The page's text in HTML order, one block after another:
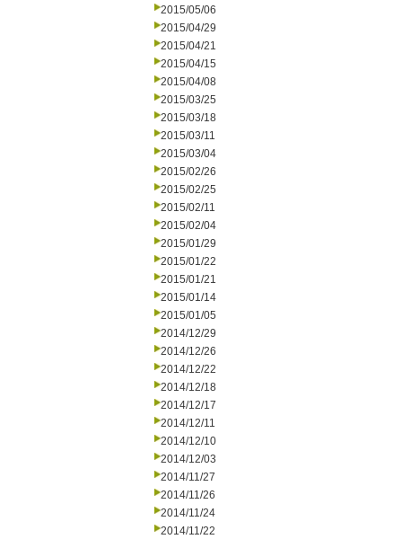
2015/05/06
2015/04/29
2015/04/21
2015/04/15
2015/04/08
2015/03/25
2015/03/18
2015/03/11
2015/03/04
2015/02/26
2015/02/25
2015/02/11
2015/02/04
2015/01/29
2015/01/22
2015/01/21
2015/01/14
2015/01/05
2014/12/29
2014/12/26
2014/12/22
2014/12/18
2014/12/17
2014/12/11
2014/12/10
2014/12/03
2014/11/27
2014/11/26
2014/11/24
2014/11/22